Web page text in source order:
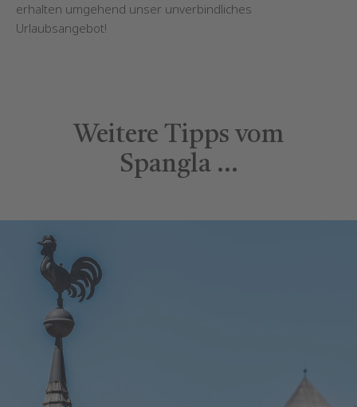
erhalten umgehend unser unverbindliches
Urlaubsangebot!
Weitere Tipps vom
Spangla …